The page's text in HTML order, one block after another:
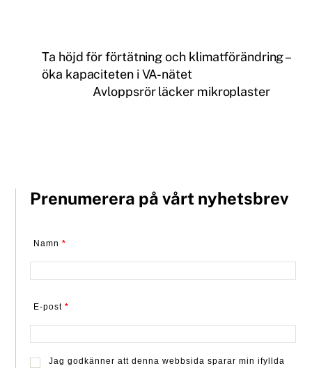
Ta höjd för förtätning och klimatförändring –
öka kapaciteten i VA-nätet
Avloppsrör läcker mikroplaster
Prenumerera på vårt nyhetsbrev